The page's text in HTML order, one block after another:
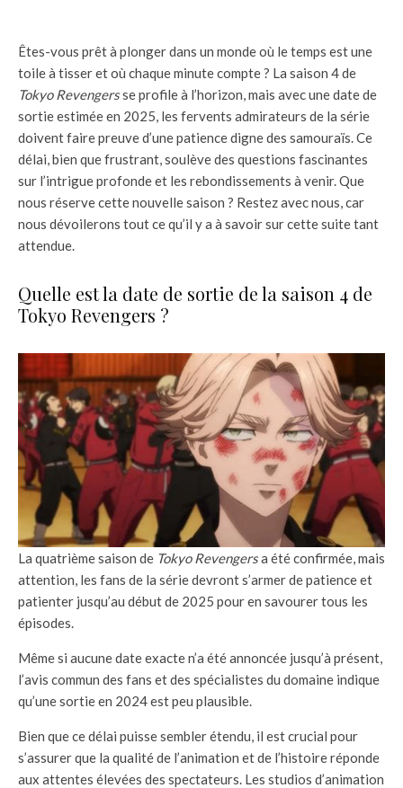
Êtes-vous prêt à plonger dans un monde où le temps est une
toile à tisser et où chaque minute compte ? La saison 4 de
Tokyo Revengersse profile à l’horizon, mais avec une date de
sortie estimée en 2025, les fervents admirateurs de la série
doivent faire preuve d’une patience digne des samouraïs. Ce
délai, bien que frustrant, soulève des questions fascinantes
sur l’intrigue profonde et les rebondissements à venir. Que
nous réserve cette nouvelle saison ? Restez avec nous, car
nous dévoilerons tout ce qu’il y a à savoir sur cette suite tant
attendue.
Quelle est la date de sortie de la saison 4 de
Tokyo Revengers ?
La quatrième saison de Tokyo Revengersa été confirmée, mais
attention, les fans de la série devront s’armer de patience et
patienter jusqu’au début de 2025 pour en savourer tous les
épisodes.
Même si aucune date exacte n’a été annoncée jusqu’à présent,
l’avis commun des fans et des spécialistes du domaine indique
qu’une sortie en 2024 est peu plausible.
Bien que ce délai puisse sembler étendu, il est crucial pour
s’assurer que la qualité de l’animation et de l’histoire réponde
aux attentes élevées des spectateurs. Les studios d’animation